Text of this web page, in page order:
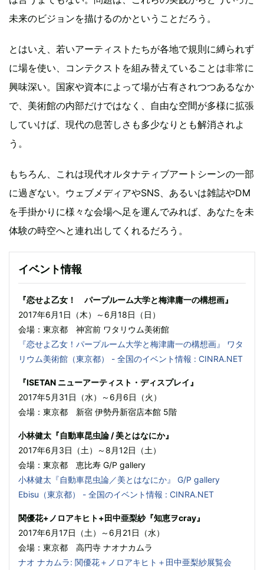
未来のビジョンを描けるのかということだろう。
とはいえ、若いアーティストたちが各地で規則に縛られず
に場を使い、コンテクストを組み替えていることは非常に
興味深い。国家や資本によって場が占有されつつあるなか
で、美術館の内部だけではなく、自由な空間が多様に拡張
していけば、現代の息苦しさも多少なりとも解消されよ
う。
もちろん、これは現代オルタナティブアートシーンの一部
に過ぎない。ウェブメディアやSNS、あるいは雑誌やDM
を手掛かりに様々な会場へ足を運んでみれば、あなたを未
体験の時空へと連れ出してくれるだろう。
イベント情報
『恋せよ乙女！ パープルーム大学と梅津庸一の構想画』
2017年6月1日（木）～6月18日（日）
会場：東京都 神宮前 ワタリウム美術館
『恋せよ乙女！パープルーム大学と梅津庸一の構想画』 ワタ
リウム美術館（東京都） - 全国のイベント情報 : CINRA.NET
『ISETAN ニューアーティスト・ディスプレイ』
2017年5月31日（水）～6月6日（火）
会場：東京都 新宿 伊勢丹新宿店本館 5階
小林健太『自動車昆虫論 / 美とはなにか』
2017年6月3日（土）～8月12日（土）
会場：東京都 恵比寿 G/P gallery
小林健太『自動車昆虫論／美とはなにか』 G/P gallery
Ebisu（東京都） - 全国のイベント情報 : CINRA.NET
関優花+ノロアキヒト+田中亜梨紗『知恵ヲcray』
2017年6月17日（土）～6月21日（水）
会場：東京都 高円寺 ナオナカムラ
ナオ ナカムラ: 関優花＋ノロアキヒト＋田中亜梨紗展覧会